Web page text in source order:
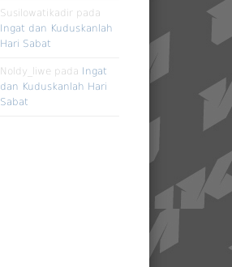
Susilowatikadir pada
Ingat dan Kuduskanlah
Hari Sabat
Noldy_liwe pada Ingat
dan Kuduskanlah Hari
Sabat